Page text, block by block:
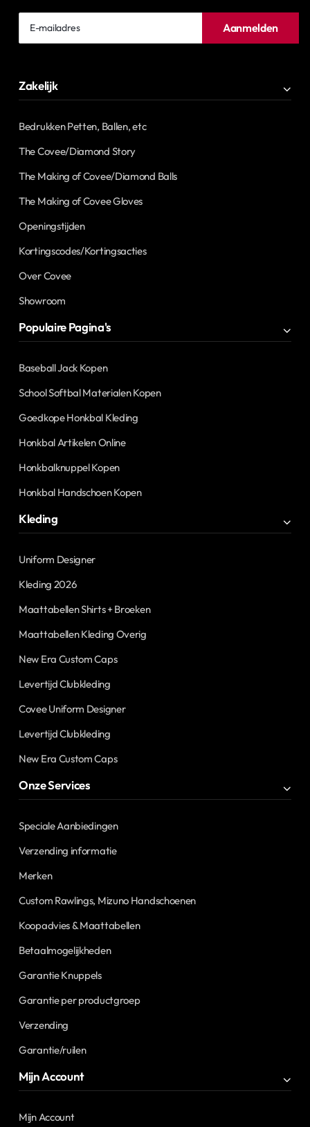
Aanmelden
Zakelijk
Bedrukken Petten, Ballen, etc
The Covee/Diamond Story
The Making of Covee/Diamond Balls
The Making of Covee Gloves
Openingstijden
Kortingscodes/Kortingsacties
Over Covee
Showroom
Populaire Pagina's
Baseball Jack Kopen
School Softbal Materialen Kopen
Goedkope Honkbal Kleding
Honkbal Artikelen Online
Honkbalknuppel Kopen
Honkbal Handschoen Kopen
Kleding
Uniform Designer
Kleding 2026
Maattabellen Shirts + Broeken
Maattabellen Kleding Overig
New Era Custom Caps
Levertijd Clubkleding
Covee Uniform Designer
Levertijd Clubkleding
New Era Custom Caps
Onze Services
Speciale Aanbiedingen
Verzending informatie
Merken
Custom Rawlings, Mizuno Handschoenen
Koopadvies & Maattabellen
Betaalmogelijkheden
Garantie Knuppels
Garantie per productgroep
Verzending
Garantie/ruilen
Mijn Account
Mijn Account